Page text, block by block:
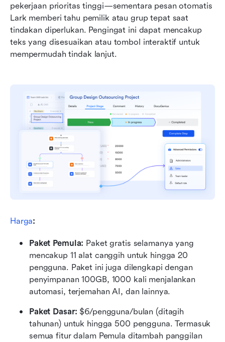
pekerjaan prioritas tinggi—sementara pesan otomatis
Lark memberi tahu pemilik atau grup tepat saat
tindakan diperlukan. Pengingat ini dapat mencakup
teks yang disesuaikan atau tombol interaktif untuk
mempermudah tindak lanjut.
Harga:
Paket Pemula: Paket gratis selamanya yang
mencakup 11 alat canggih untuk hingga 20
pengguna. Paket ini juga dilengkapi dengan
penyimpanan 100GB, 1000 kali menjalankan
automasi, terjemahan AI, dan lainnya.
Paket Dasar: $6/pengguna/bulan (ditagih
tahunan) untuk hingga 500 pengguna. Termasuk
semua fitur dalam Pemula ditambah panggilan